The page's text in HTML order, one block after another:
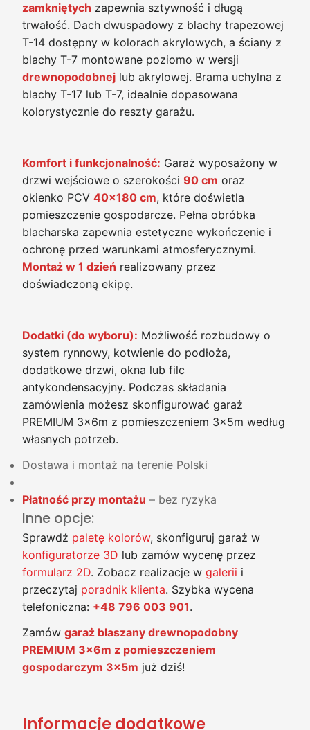
zamkniętych zapewnia sztywność i długą
trwałość. Dach dwuspadowy z blachy trapezowej
T-14 dostępny w kolorach akrylowych, a ściany z
blachy T-7 montowane poziomo w wersji
drewnopodobnej lub akrylowej. Brama uchylna z
blachy T-17 lub T-7, idealnie dopasowana
kolorystycznie do reszty garażu.
Komfort i funkcjonalność: Garaż wyposażony w
drzwi wejściowe o szerokości 90 cm oraz
okienko PCV 40x180 cm, które doświetla
pomieszczenie gospodarcze. Pełna obróbka
blacharska zapewnia estetyczne wykończenie i
ochronę przed warunkami atmosferycznymi.
Montaż w 1 dzień realizowany przez
doświadczoną ekipę.
Dodatki (do wyboru): Możliwość rozbudowy o
system rynnowy, kotwienie do podłoża,
dodatkowe drzwi, okna lub filc
antykondensacyjny. Podczas składania
zamówienia możesz skonfigurować garaż
PREMIUM 3x6m z pomieszczeniem 3x5m według
własnych potrzeb.
Dostawa i montaż na terenie Polski
Płatność przy montażu – bez ryzyka
Inne opcje:
Sprawdź paletę kolorów, skonfiguruj garaż w
konfiguratorze 3D lub zamów wycenę przez
formularz 2D. Zobacz realizacje w galerii i
przeczytaj poradnik klienta. Szybka wycena
telefoniczna: +48 796 003 901.
Zamów garaż blaszany drewnopodobny
PREMIUM 3x6m z pomieszczeniem
gospodarczym 3x5m już dziś!
Informacje dodatkowe